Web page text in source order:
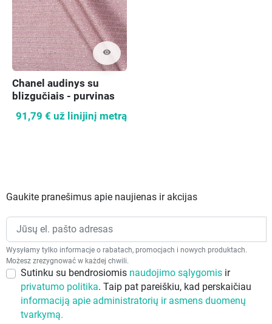
visibility
Chanel audinys su
blizgučiais - purvinas
91,79 € už linijinį metrą
Gaukite pranešimus apie naujienas ir akcijas
Wysyłamy tylko informacje o rabatach, promocjach i nowych produktach.
Możesz zrezygnować w każdej chwili.
Sutinku su bendrosiomis naudojimo sąlygomis ir
privatumo politika. Taip pat pareiškiu, kad perskaičiau
informaciją apie administratorių ir asmens duomenų
tvarkymą.